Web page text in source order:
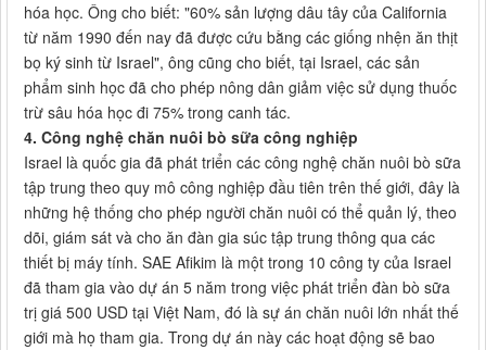
hóa học. Ông cho biết: "60% sản lượng dâu tây của California
từ năm 1990 đến nay đã được cứu bằng các giống nhện ăn thịt
bọ ký sinh từ Israel", ông cũng cho biết, tại Israel, các sản
phẩm sinh học đã cho phép nông dân giảm việc sử dụng thuốc
trừ sâu hóa học đi 75% trong canh tác.
4. Công nghệ chăn nuôi bò sữa công nghiệp
Israel là quốc gia đã phát triển các công nghệ chăn nuôi bò sữa
tập trung theo quy mô công nghiệp đầu tiên trên thế giới, đây là
những hệ thống cho phép người chăn nuôi có thể quản lý, theo
dõi, giám sát và cho ăn đàn gia súc tập trung thông qua các
thiết bị máy tính. SAE Afikim là một trong 10 công ty của Israel
đã tham gia vào dự án 5 năm trong việc phát triển đàn bò sữa
trị giá 500 USD tại Việt Nam, đó là sự án chăn nuôi lớn nhất thế
giới mà họ tham gia. Trong dự án này các hoạt động sẽ bao